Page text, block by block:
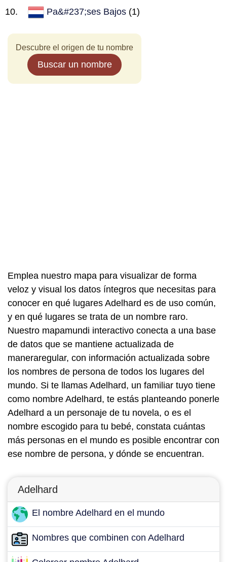
Pa&#237;ses Bajos (1)
Descubre el origen de tu nombre
Buscar un nombre
Emplea nuestro mapa para visualizar de forma
veloz y visual los datos íntegros que necesitas para
conocer en qué lugares Adelhard es de uso común,
y en qué lugares se trata de un nombre raro.
Nuestro mapamundi interactivo conecta a una base
de datos que se mantiene actualizada de
maneraregular, con información actualizada sobre
los nombres de persona de todos los lugares del
mundo. Si te llamas Adelhard, un familiar tuyo tiene
como nombre Adelhard, te estás planteando ponerle
Adelhard a un personaje de tu novela, o es el
nombre escogido para tu bebé, constata cuántas
más personas en el mundo es posible encontrar con
ese nombre de persona, y dónde se encuentran.
Adelhard
El nombre Adelhard en el mundo
Nombres que combinen con Adelhard